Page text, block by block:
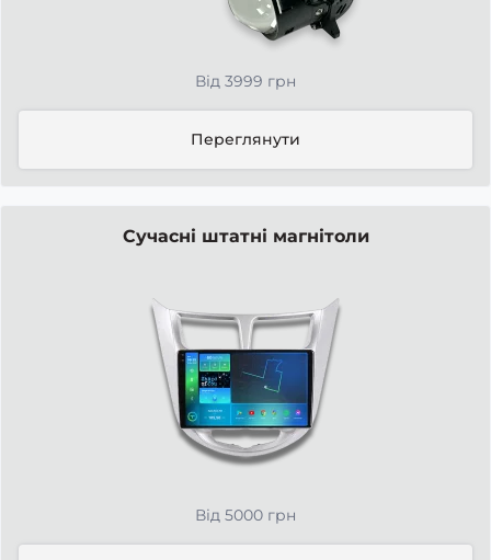
Від 3999 грн
Переглянути
Сучасні штатні магнітоли
Від 5000 грн